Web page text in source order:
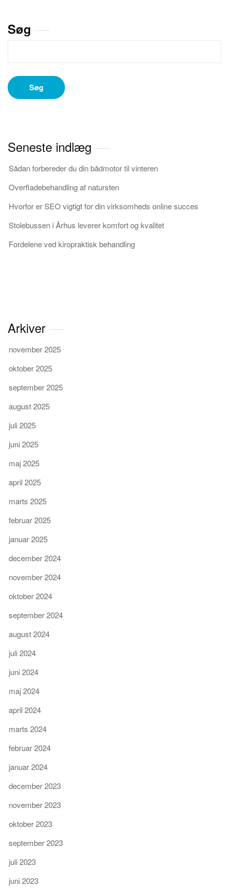
Søg
Søg
Seneste indlæg
Sådan forbereder du din bådmotor til vinteren
Overfladebehandling af natursten
Hvorfor er SEO vigtigt for din virksomheds online succes
Stolebussen i Århus leverer komfort og kvalitet
Fordelene ved kiropraktisk behandling
Arkiver
november 2025
oktober 2025
september 2025
august 2025
juli 2025
juni 2025
maj 2025
april 2025
marts 2025
februar 2025
januar 2025
december 2024
november 2024
oktober 2024
september 2024
august 2024
juli 2024
juni 2024
maj 2024
april 2024
marts 2024
februar 2024
januar 2024
december 2023
november 2023
oktober 2023
september 2023
juli 2023
juni 2023